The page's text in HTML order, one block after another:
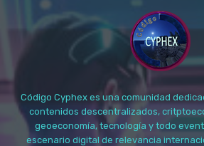
Código Cyphex es una comunidad
contenidos descentralizados,
geoeconomía, tecnología y todo
escenario digital de relevancia